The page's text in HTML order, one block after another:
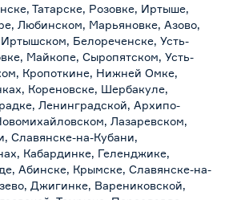
Татарске, Розовке, Иртыше,
Любинском, Марьяновке, Азово,
Белореченске, Усть-
Майкопе, Сыропятском, Усть-
Кропоткине, Нижней Омке,
Кореновске, Шербакуле,
Ленинградской, Архипо-
Лазаревском,
Славянске-на-Кубани,
Кабардинке, Геленджике,
Абинске, Крымске, Славянске-на-
Джигинке, Варениковской,